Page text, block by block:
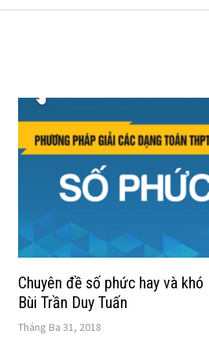
Chuyên đề số phức hay và
Bùi Trần Duy Tuấn
Tháng Ba 31, 2018